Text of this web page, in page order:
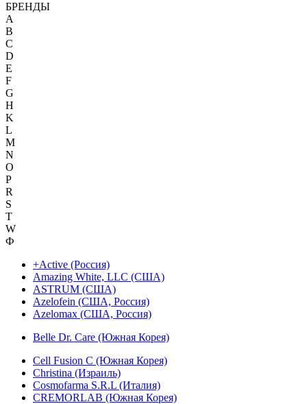
БРЕНДЫ
A
B
C
D
E
F
G
H
K
L
M
N
O
P
R
S
T
W
Ф
+Active (Россия)
Amazing White, LLC (США)
ASTRUM (США)
Azelofein (США, Россия)
Azelomax (США, Россия)
Belle Dr. Care (Южная Корея)
Cell Fusion C (Южная Корея)
Christina (Израиль)
Cosmofarma S.R.L (Италия)
CREMORLAB (Южная Корея)